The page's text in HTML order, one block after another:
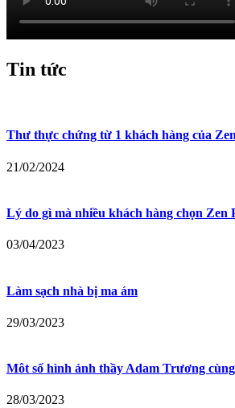
Tin tức
Thư thực chứng từ 1 khách hàng của
21/02/2024
Lý do gì mà nhiều khách hàng chọn
03/04/2023
Làm sạch nhà bị ma ám
29/03/2023
Môt số hình ảnh thầy Adam Trương
28/03/2023